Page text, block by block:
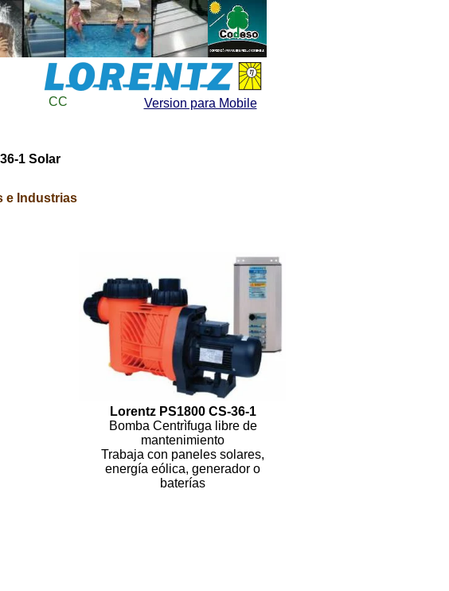
Lorentz PS1800 CS-36-1
Bomba Centrìfuga libre de
mantenimiento
Trabaja con paneles solares,
energía eólica, generador o
baterías
1 Solar
Version para Mobile
CC
e Industrias